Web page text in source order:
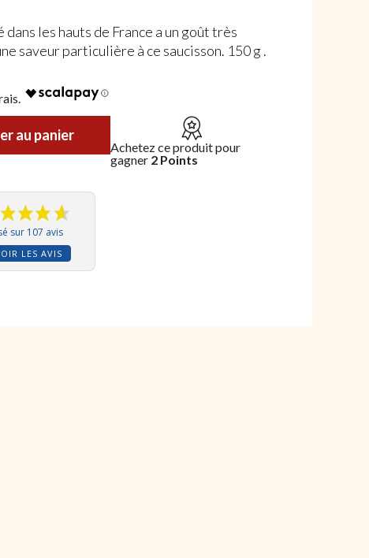
les hauts de France a un goût très
saveur particulière à ce saucisson. 150 g .
au panier
Achetez ce produit pour
gagner 2 Points
sur 107 avis
LES AVIS